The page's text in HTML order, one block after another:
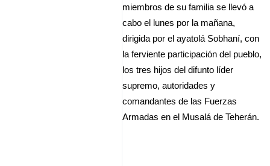
miembros de su familia se llevó a
cabo el lunes por la mañana,
dirigida por el ayatolá Sobhaní, con
la ferviente participación del pueblo,
los tres hijos del difunto líder
supremo, autoridades y
comandantes de las Fuerzas
Armadas en el Musalá de Teherán.